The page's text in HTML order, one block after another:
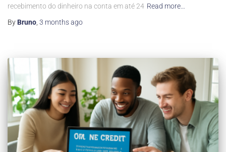
recebimento do dinheiro na conta em até 24 Read more…
By Bruno, 3 monthsago